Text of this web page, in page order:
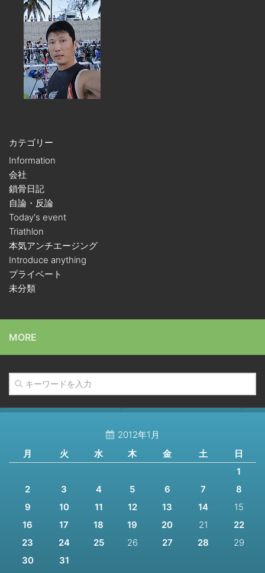
カテゴリー
Information
会社
鎖骨日記
自論・反論
Today's event
Triathlon
本気アンチエージング
Introduce anything
プライベート
未分類
MORE
2012年1月
月
火 水 木 金 土 日
1
2
3 4 5 6 7
8
9
10 11 12 13 14
15
16
17 18 19 20 21
22
23
24 25 26 27 28
29
30
31